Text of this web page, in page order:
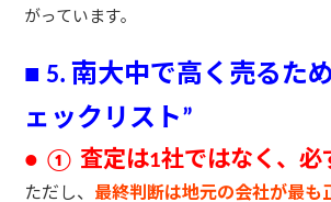
がっています。
■ 5. 南大中で高く売るた
ェックリスト”
● ① 査定は1社ではなく、必
ただし、 最終判断は地元の会社が最も